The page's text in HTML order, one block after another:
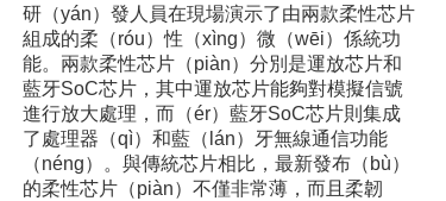
研（yán）發人員在現場演示了由兩款柔性芯片
組成的柔（róu）性（xìng）微（wēi）係統功
能。兩款柔性芯片（piàn）分別是運放芯片和
藍牙SoC芯片，其中運放芯片能夠對模擬信號
進行放大處理，而（ér）藍牙SoC芯片則集成
了處理器（qì）和藍（lán）牙無線通信功能
（néng）。與傳統芯片相比，最新發布（bù）
的柔性芯片（piàn）不僅非常薄，而且柔韌